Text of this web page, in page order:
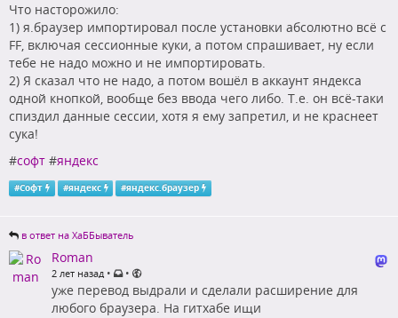
Что насторожило:
1) я.браузер импортировал после установки абсолютно всё с
FF, включая сессионные куки, а потом спрашивает, ну если
тебе не надо можно и не импортировать.
2) Я сказал что не надо, а потом вошёл в аккаунт яндекса
одной кнопкой, вообще без ввода чего либо. Т.е. он всё-таки
спиздил данные сессии, хотя я ему запретил, и не краснеет
сука!
#софт #яндекс
#Софт #яндекс #яндекс.браузер
в ответ на ХаББыватель
Roman
2 лет назад • •
уже перевод выдрали и сделали расширение для
любого браузера. На гитхабе ищи